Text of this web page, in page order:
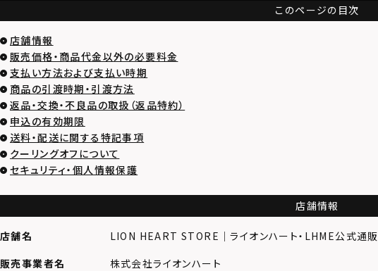
このページの目次
店舗情報
販売価格・商品代金以外の必要料金
支払い方法および支払い時期
商品の引渡時期・引渡方法
返品・交換・不良品の取扱（返品特約）
申込の有効期限
送料・配送に関する特記事項
クーリングオフについて
セキュリティ・個人情報保護
店舗情報
店舗名
LION HEART STORE｜ライオンハート・LHME公式通販
販売事業者名
株式会社ライオンハート